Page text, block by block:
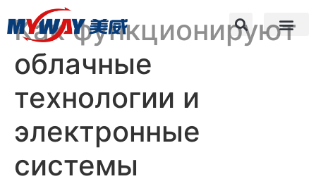
Как функционируют
облачные
технологии и
электронные
системы